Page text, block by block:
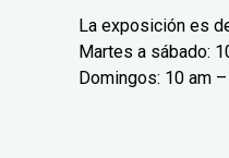
La exposición es
Martes a sábado:
Domingos: 10 am